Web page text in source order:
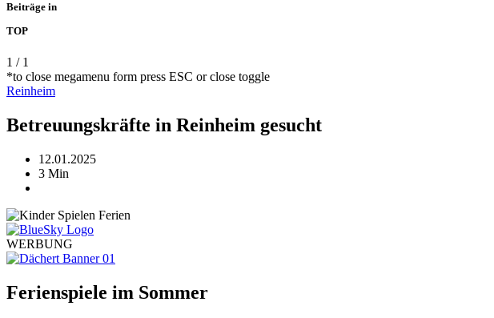
Beiträge in
TOP
1 / 1
*to close megamenu form press ESC or close toggle
Reinheim
Betreuungskräfte in Reinheim gesucht
12.01.2025
3 Min
WERBUNG
Ferienspiele im Sommer